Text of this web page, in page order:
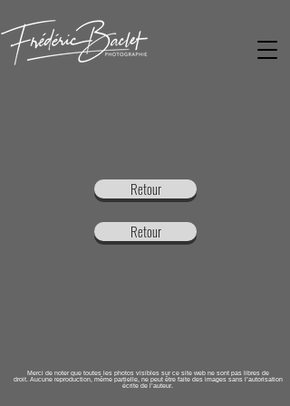
Retour
Retour
Merci de noter que toutes les photos visibles sur ce site web ne sont pas libres de
droit. Aucune reproduction, même partielle, ne peut être faite des images sans l’autorisation
écrite de l’auteur.